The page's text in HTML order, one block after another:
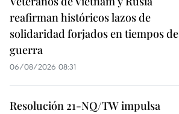
reafirman históricos lazos de
solidaridad forjados en tiempos de
guerra
06/08/2026 08:31
Resolución 21-NQ/TW impulsa